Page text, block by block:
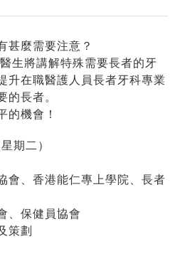
甚麼需要注意？
生將講解特殊需要長者的牙
升在職醫護人員長者牙科專業
長者。
的機會！
期二）
會、香港能仁專上學院、長者
、保健員協會
策劃